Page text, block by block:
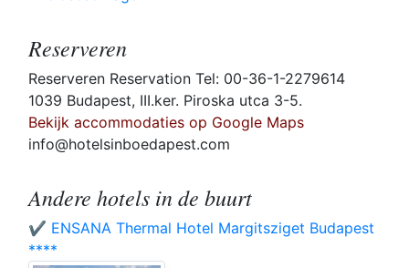
Reserveren
Reserveren Reservation Tel: 00-36-1-2279614
1039 Budapest, III.ker. Piroska utca 3-5.
Bekijk accommodaties op Google Maps
info@hotelsinboedapest.com
Andere hotels in de buurt
✔️ ENSANA Thermal Hotel Margitsziget Budapest
****